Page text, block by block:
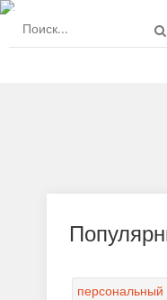
персональный